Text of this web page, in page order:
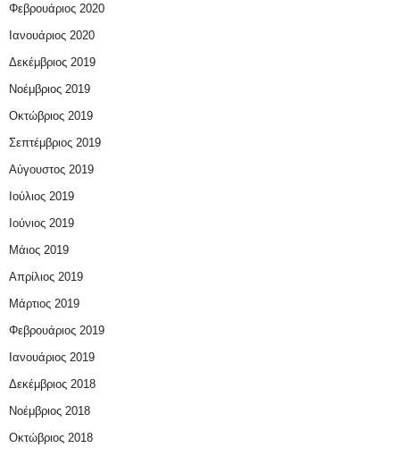
Φεβρουάριος 2020
Ιανουάριος 2020
Δεκέμβριος 2019
Νοέμβριος 2019
Οκτώβριος 2019
Σεπτέμβριος 2019
Αύγουστος 2019
Ιούλιος 2019
Ιούνιος 2019
Μάιος 2019
Απρίλιος 2019
Μάρτιος 2019
Φεβρουάριος 2019
Ιανουάριος 2019
Δεκέμβριος 2018
Νοέμβριος 2018
Οκτώβριος 2018